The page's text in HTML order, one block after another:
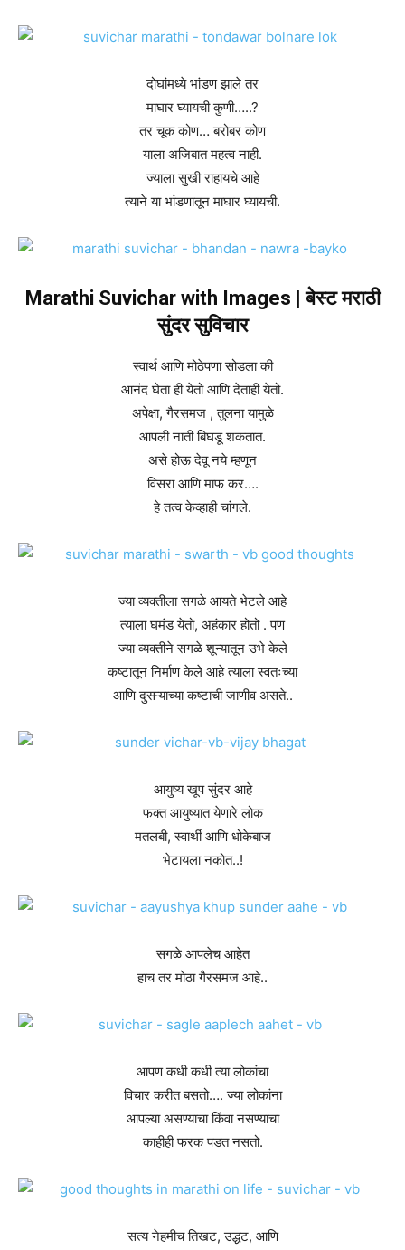
दोघांमध्ये भांडण झाले तर
माघार घ्यायची कुणी…..?
तर चूक कोण… बरोबर कोण
याला अजिबात महत्व नाही.
ज्याला सुखी राहायचे आहे
त्याने या भांडणातून माघार घ्यायची.
Marathi Suvichar with Images | बेस्ट मराठी
सुंदर सुविचार
स्वार्थ आणि मोठेपणा सोडला की
आनंद घेता ही येतो आणि देताही येतो.
अपेक्षा, गैरसमज , तुलना यामुळे
आपली नाती बिघडू शकतात.
असे होऊ देवू नये म्हणून
विसरा आणि माफ कर….
हे तत्व केव्हाही चांगले.
ज्या व्यक्तीला सगळे आयते भेटले आहे
त्याला घमंड येतो, अहंकार होतो . पण
ज्या व्यक्तीने सगळे शून्यातून उभे केले
कष्टातून निर्माण केले आहे त्याला स्वतःच्या
आणि दुसऱ्याच्या कष्टाची जाणीव असते..
आयुष्य खूप सुंदर आहे
फक्त आयुष्यात येणारे लोक
मतलबी, स्वार्थी आणि धोकेबाज
भेटायला नकोत..!
सगळे आपलेच आहेत
हाच तर मोठा गैरसमज आहे..
आपण कधी कधी त्या लोकांचा
विचार करीत बसतो…. ज्या लोकांना
आपल्या असण्याचा किंवा नसण्याचा
काहीही फरक पडत नसतो.
सत्य नेहमीच तिखट, उद्धट, आणि